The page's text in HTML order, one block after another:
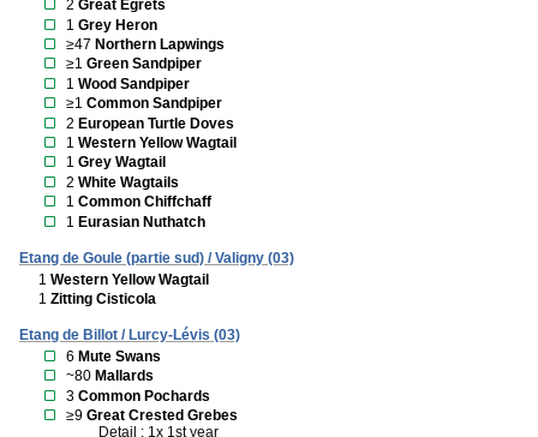
2 Great Egrets
1 Grey Heron
≥47 Northern Lapwings
≥1 Green Sandpiper
1 Wood Sandpiper
≥1 Common Sandpiper
2 European Turtle Doves
1 Western Yellow Wagtail
1 Grey Wagtail
2 White Wagtails
1 Common Chiffchaff
1 Eurasian Nuthatch
Etang de Goule (partie sud) / Valigny (03)
1 Western Yellow Wagtail
1 Zitting Cisticola
Etang de Billot / Lurcy-Lévis (03)
6 Mute Swans
~80 Mallards
3 Common Pochards
≥9 Great Crested Grebes
Detail : 1x 1st year